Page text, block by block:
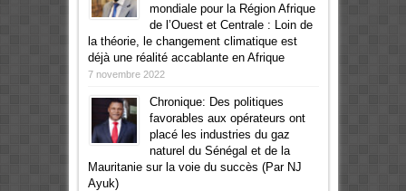
mondiale pour la Région Afrique
de l’Ouest et Centrale : Loin de
la théorie, le changement climatique est
déjà une réalité accablante en Afrique
7 novembre 2022
Chronique: Des politiques
favorables aux opérateurs ont
placé les industries du gaz
naturel du Sénégal et de la
Mauritanie sur la voie du succès (Par NJ
Ayuk)